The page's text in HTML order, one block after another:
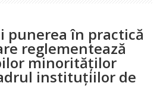
punerea în practică
reglementează
minorităţilor
instituţiilor de